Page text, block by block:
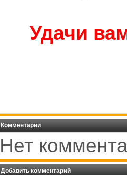
Удачи
Комментарии
Нет
Добавить комментарий